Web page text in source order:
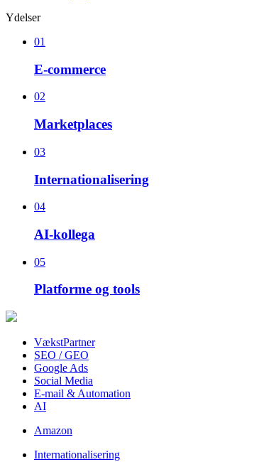
Ydelser
01
E-commerce
02
Marketplaces
03
Internationalisering
04
AI-kollega
05
Platforme og tools
VækstPartner
SEO / GEO
Google Ads
Social Media
E-mail & Automation
AI
Amazon
Internationalisering